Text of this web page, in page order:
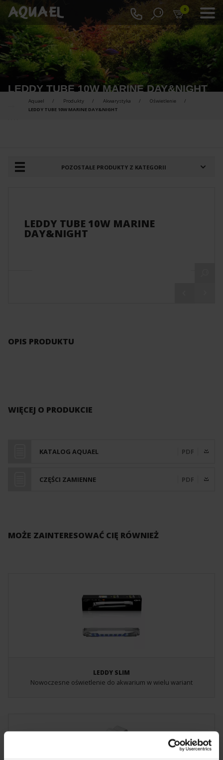
0
LEDDY TUBE 10W MARINE DAY&NIGHT
Aquael Produkty Akwarystyka
Oświetlenie
LEDDY TUBE 10W MARINE DAY&NIGHT
PRODUKTY DO PORÓWNANIA :
POZOSTAŁE PRODUKTY Z KATEGORII
LEDDY TUBE 10W MARINE
DAY&NIGHT
OPIS PRODUKTU
WIĘCEJ O PRODUKCIE
KATALOG AQUAEL PDF
CZĘŚCI ZAMIENNE PDF
MOŻE ZAINTERESOWAĆ CIĘ RÓWNIEŻ
LEDDY SLIM
Nowoczesne oświetlenie do akwarium w wielu wariant